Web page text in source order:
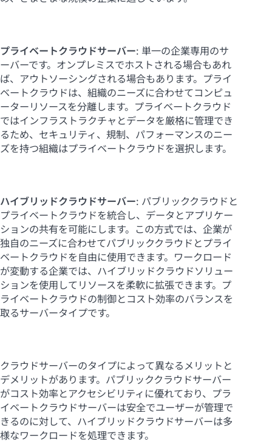
プライベートクラウドサーバー: 単一の企業専用のサ
ーバーです。オンプレミスでホストされる場合もあれ
ば、アウトソーシングされる場合もあります。プライ
ベートクラウドは、組織のニーズに合わせてコンピュ
ーターリソースを分離します。プライベートクラウド
ではインフラストラクチャとデータを厳格に管理でき
るため、セキュリティ、規制、パフォーマンスのニー
ズを持つ組織はプライベートクラウドを選択します。
ハイブリッドクラウドサーバー: パブリッククラウドと
プライベートクラウドを統合し、データとアプリケー
ションの共有を可能にします。この方式では、企業が
独自のニーズに合わせてパブリッククラウドとプライ
ベートクラウドを自由に使用できます。ワークロード
が変動する企業では、ハイブリッドクラウドソリュー
ションを使用してリソースを柔軟に拡張できます。プ
ライベートクラウドの制御とコスト効率のバランスを
取るサーバータイプです。
クラウドサーバーのタイプによって異なるメリットと
デメリットがあります。パブリッククラウドサーバー
がコスト効率とアクセシビリティに優れており、プラ
イベートクラウドサーバーは安全でユーザーが管理で
きるのに対して、ハイブリッドクラウドサーバーは多
様なワークロードを処理できます。